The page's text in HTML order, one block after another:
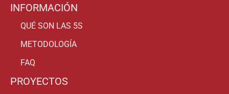
INFORMACIÓN
QUÉ SON LAS 5S
METODOLOGÍA
FAQ
PROYECTOS